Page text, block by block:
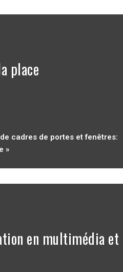
place
cadres de portes et fenêtres:
»
en multimédia et